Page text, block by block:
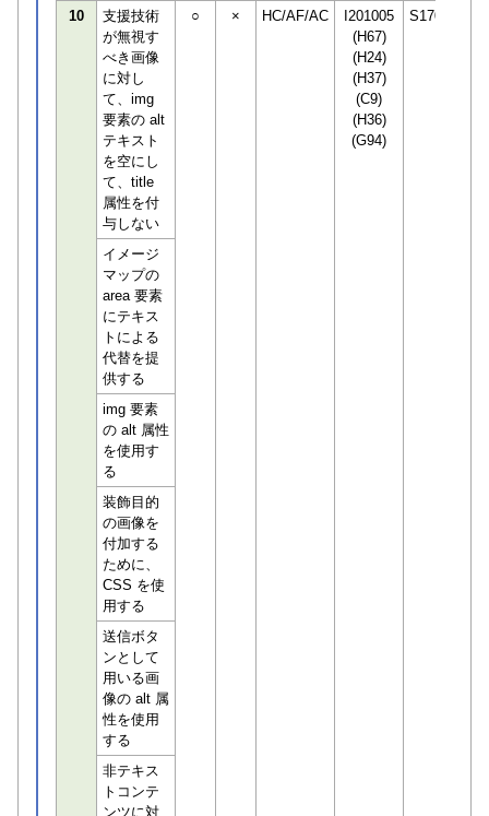
10
支援技術
が無視す
べき画像
に対し
て、img
要素の alt
テキスト
を空にし
て、title
属性を付
与しない
○ × HC/AF/AC
I201005
(H67)
(H24)
(H37)
(C9)
(H36)
(G94)
S170294
イメージ
マップの
area 要素
にテキス
トによる
代替を提
供する
img 要素
の alt 属性
を使用す
る
装飾目的
の画像を
付加する
ために、
CSS を使
用する
送信ボタ
ンとして
用いる画
像の alt 属
性を使用
する
非テキス
トコンテ
ンツに対